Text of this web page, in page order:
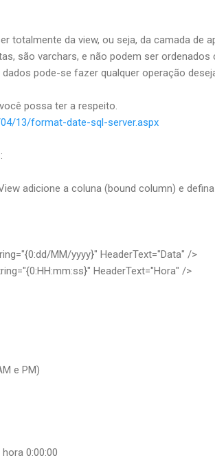
totalmente da view, ou seja, da camada de
são varchars, e não podem ser ordenados
pode-se fazer qualquer operação
possa ter a respeito.
13/format-date-sql-server.aspx
adicione a coluna (bound column) e
MM/yyyy}" HeaderText="Data" />
HeaderText="Hora" />
e PM)
0:00:00